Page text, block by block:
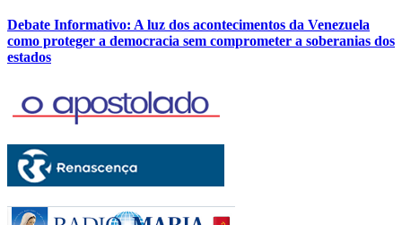
Debate Informativo: A luz dos acontecimentos da Venezuela
como proteger a democracia sem comprometer a soberanias dos
estados